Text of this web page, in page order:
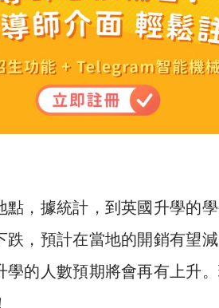
，據統計，到英國升學的
，預計在當地的開銷有望
的人數預期將會再有上升